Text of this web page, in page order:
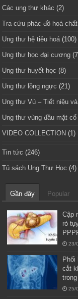
Các ung thư khác (2)
Tra cứu phác đồ hoá chất
Ung thư hệ tiêu hoá (100)
Ung thư học đại cương
Ung thư huyết học (8)
Ung thư lồng ngực (21)
Ung thư Vú – Tiết niệu
Ung thư vùng đầu mặt cổ
VIDEO COLLECTION (1)
Tin tức (246)
Tủ sách Ung Thư Học (4)
Gần đây Popular
Cập
rò
23/
Phối
cắt
25/